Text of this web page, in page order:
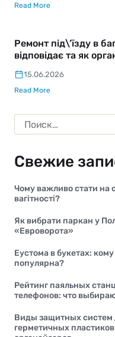
Read More
Ремонт під\’їзду в
відповідає та як
15.06.2026
Read More
Свежие
Чому важливо стати на
вагітності?
Як вибрати паркан у
«Евроворота»
Еустома в букетах:
популярна?
Рейтинг паяльных
телефонов: что
Виды защитных систем
герметичных